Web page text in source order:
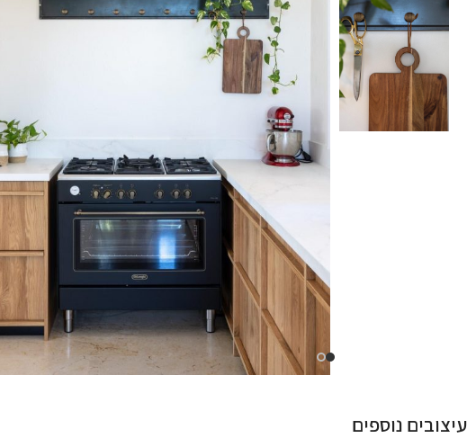
עיצובים נוספים